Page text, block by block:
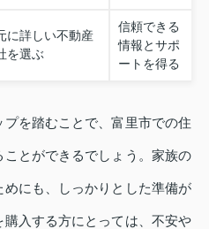
に詳しい不動産
を選ぶ
信頼できる
情報とサポ
ートを得る
を踏むことで、富里市での住
とができるでしょう。家族の
にも、しっかりとした準備が
入する方にとっては、不安や